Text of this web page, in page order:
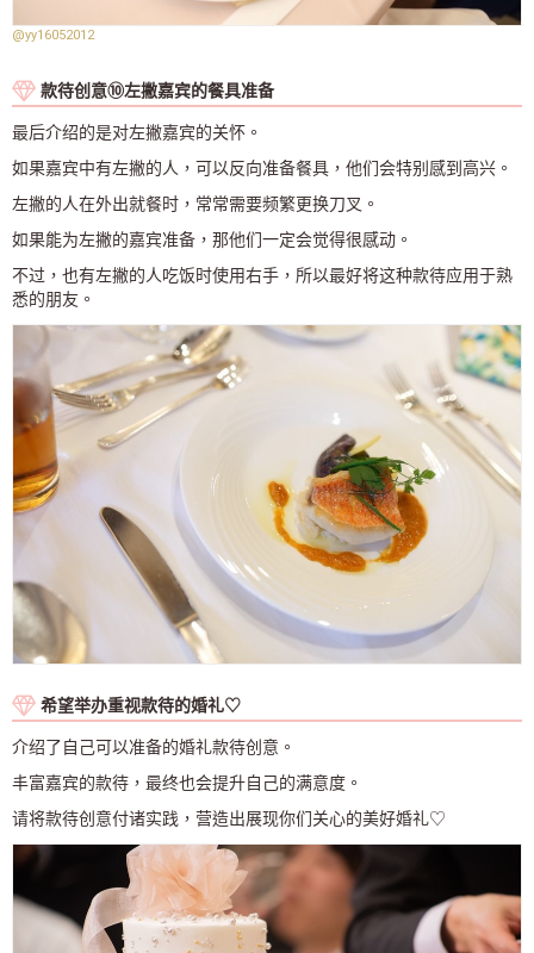
@yy16052012
款待创意⑩左撇嘉宾的餐具准备
最后介绍的是对左撇嘉宾的关怀。
如果嘉宾中有左撇的人，可以反向准备餐具，他们会特别感到高兴。
左撇的人在外出就餐时，常常需要频繁更换刀叉。
如果能为左撇的嘉宾准备，那他们一定会觉得很感动。
不过，也有左撇的人吃饭时使用右手，所以最好将这种款待应用于熟
悉的朋友。
希望举办重视款待的婚礼♡
介绍了自己可以准备的婚礼款待创意。
丰富嘉宾的款待，最终也会提升自己的满意度。
请将款待创意付诸实践，营造出展现你们关心的美好婚礼♡